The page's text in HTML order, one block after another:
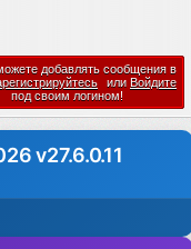
добавлять сообщения в
или Войдите
под своим логином!
v27.6.0.11